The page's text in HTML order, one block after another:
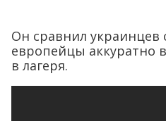
Он сравнил украинцев
европейцы аккуратно
в лагеря.